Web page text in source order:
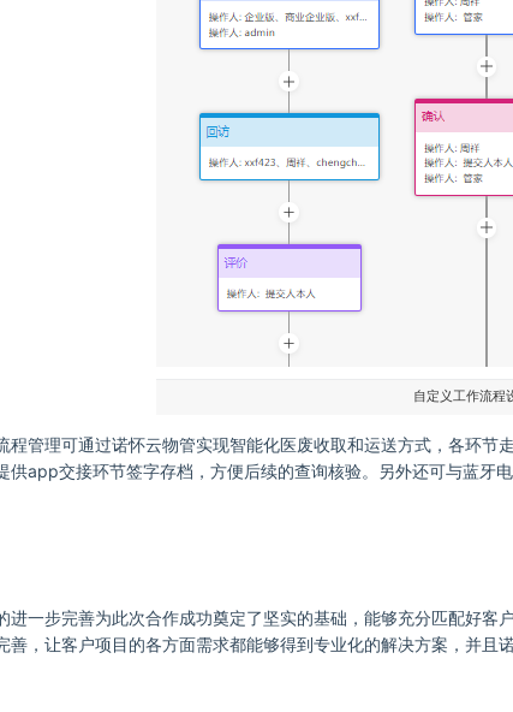
自定义工作流程
程管理可通过诺怀云物管实现智能化医废收取和运送方式，各环
供app交接环节签字存档，方便后续的查询核验。另外还可与蓝牙
进一步完善为此次合作成功奠定了坚实的基础，能够充分匹配好
善，让客户项目的各方面需求都能够得到专业化的解决方案，并且